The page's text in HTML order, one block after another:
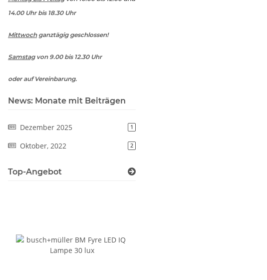
14.00 Uhr bis 18.30 Uhr
Mittwochganztägig geschlossen!
Samstagvon 9.00 bis 12.30 Uhr
oder auf Vereinbarung.
News: Monate mit Beiträgen
Dezember 2025 1
Oktober, 2022 2
Top-Angebot